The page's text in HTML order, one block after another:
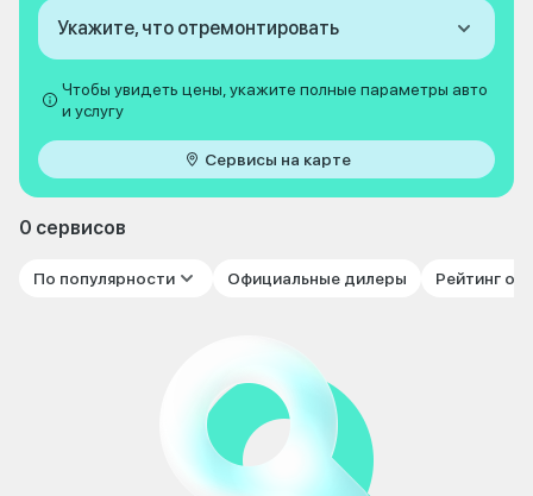
Укажите, что отремонтировать
Чтобы увидеть цены, укажите полные параметры авто
и услугу
Сервисы на карте
0 сервисов
По популярности Официальные дилеры Рейтинг